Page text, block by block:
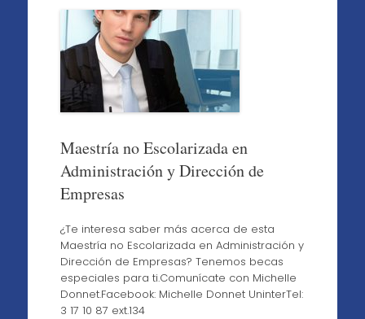
Maestría no Escolarizada en
Administración y Dirección de
Empresas
¿Te interesa saber más acerca de esta
Maestría no Escolarizada en Administración y
Dirección de Empresas? Tenemos becas
especiales para ti.Comunícate con Michelle
Donnet.Facebook: Michelle Donnet UninterTel:
3 17 10 87 ext.134